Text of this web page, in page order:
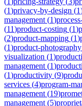
(1)privacy-by-design (1
management (1)
(11)product-costing (1)
(2)product-mapping (1)
(1)product-photography
visualization (1)
management (1)
(1)productivity (9)
services (4)program-
management (19)
management (5)